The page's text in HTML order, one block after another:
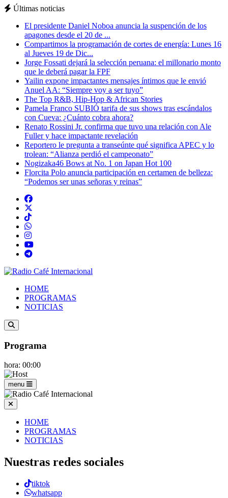
Últimas noticias
El presidente Daniel Noboa anuncia la suspención de los
apagones desde el 20 de ...
Compartimos la programación de cortes de energía: Lunes 16
al Jueves 19 de Dic...
Jorge Fossati dejará la selección peruana: el millonario monto
que le deberá pagar la FPF
Yailin expone impactantes mensajes íntimos que le envió
Anuel AA: “Siempre voy a ser tuyo”
The Top R&B, Hip-Hop & African Stories
Pamela Franco SUBIÓ tarifa de sus shows tras escándalos
con Cueva: ¿Cuánto cobra ahora?
Renato Rossini Jr. confirma que tuvo una relación con Ale
Fuller y hace impactante revelación
Reportero le pregunta a transeúnte qué significa APEC y lo
trolean: “Alianza perdió el campeonato”
Nogizaka46 Bows at No. 1 on Japan Hot 100
Florcita Polo anuncia participación en certamen de belleza:
“Podemos ser unas señoras y reinas”
HOME
PROGRAMAS
NOTICIAS
Programa
hora: 00:00
menu
HOME
PROGRAMAS
NOTICIAS
Nuestras redes sociales
tiktok
whatsapp